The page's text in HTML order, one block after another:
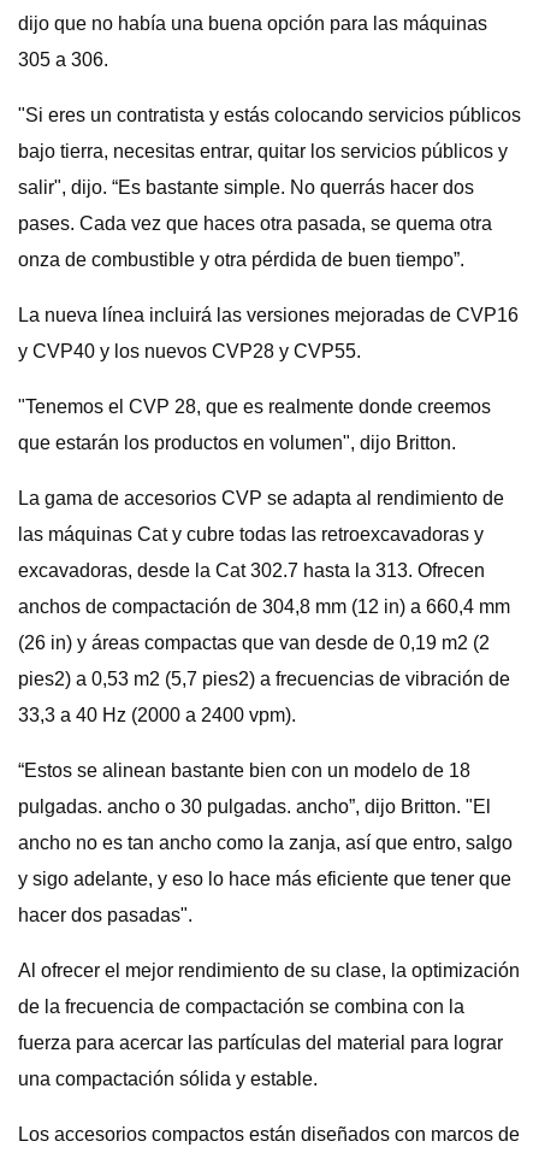
dijo que no había una buena opción para las máquinas
305 a 306.
"Si eres un contratista y estás colocando servicios públicos
bajo tierra, necesitas entrar, quitar los servicios públicos y
salir", dijo. “Es bastante simple. No querrás hacer dos
pases. Cada vez que haces otra pasada, se quema otra
onza de combustible y otra pérdida de buen tiempo”.
La nueva línea incluirá las versiones mejoradas de CVP16
y CVP40 y los nuevos CVP28 y CVP55.
"Tenemos el CVP 28, que es realmente donde creemos
que estarán los productos en volumen", dijo Britton.
La gama de accesorios CVP se adapta al rendimiento de
las máquinas Cat y cubre todas las retroexcavadoras y
excavadoras, desde la Cat 302.7 hasta la 313. Ofrecen
anchos de compactación de 304,8 mm (12 in) a 660,4 mm
(26 in) y áreas compactas que van desde de 0,19 m2 (2
pies2) a 0,53 m2 (5,7 pies2) a frecuencias de vibración de
33,3 a 40 Hz (2000 a 2400 vpm).
“Estos se alinean bastante bien con un modelo de 18
pulgadas. ancho o 30 pulgadas. ancho”, dijo Britton. "El
ancho no es tan ancho como la zanja, así que entro, salgo
y sigo adelante, y eso lo hace más eficiente que tener que
hacer dos pasadas".
Al ofrecer el mejor rendimiento de su clase, la optimización
de la frecuencia de compactación se combina con la
fuerza para acercar las partículas del material para lograr
una compactación sólida y estable.
Los accesorios compactos están diseñados con marcos de